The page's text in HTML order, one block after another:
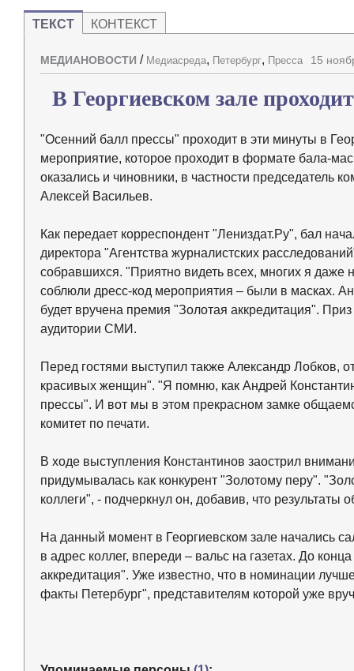
ТЕКСТ КОНТЕКСТ
МЕДИАНОВОСТИ / Медиасреда, Петербург, Пресса 15
В Георгиевском зале
"Осенний балл прессы" проходит в эти минуты в
мероприятие, которое проходит в формате бала-
оказались и чиновники, в частности председатель
Алексей Васильев.
Как передает корреспондент "Лениздат.Ру", бал
директора "Агентства журналистских
собравшихся. "Приятно видеть всех, многих я даже
соблюли дресс-код мероприятия – были в масках.
будет вручена премия "Золотая аккредитация".
аудитории СМИ.
Перед гостями выступил также Александр Лобков,
красивых женщин". "Я помню, как Андрей
прессы". И вот мы в этом прекрасном замке
комитет по печати.
В ходе выступления Константинов заострил
придумывалась как конкурент "Золотому перу".
коллеги", - подчеркнул он, добавив, что
На данный момент в Георгиевском зале начались
в адрес коллег, впереди – вальс на газетах. До
аккредитация". Уже известно, что в номинации
факты Петербург", представителям которой уже